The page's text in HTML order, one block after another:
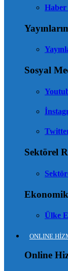
Sosyal
Sektörel
Ülke
ONLINE
Online